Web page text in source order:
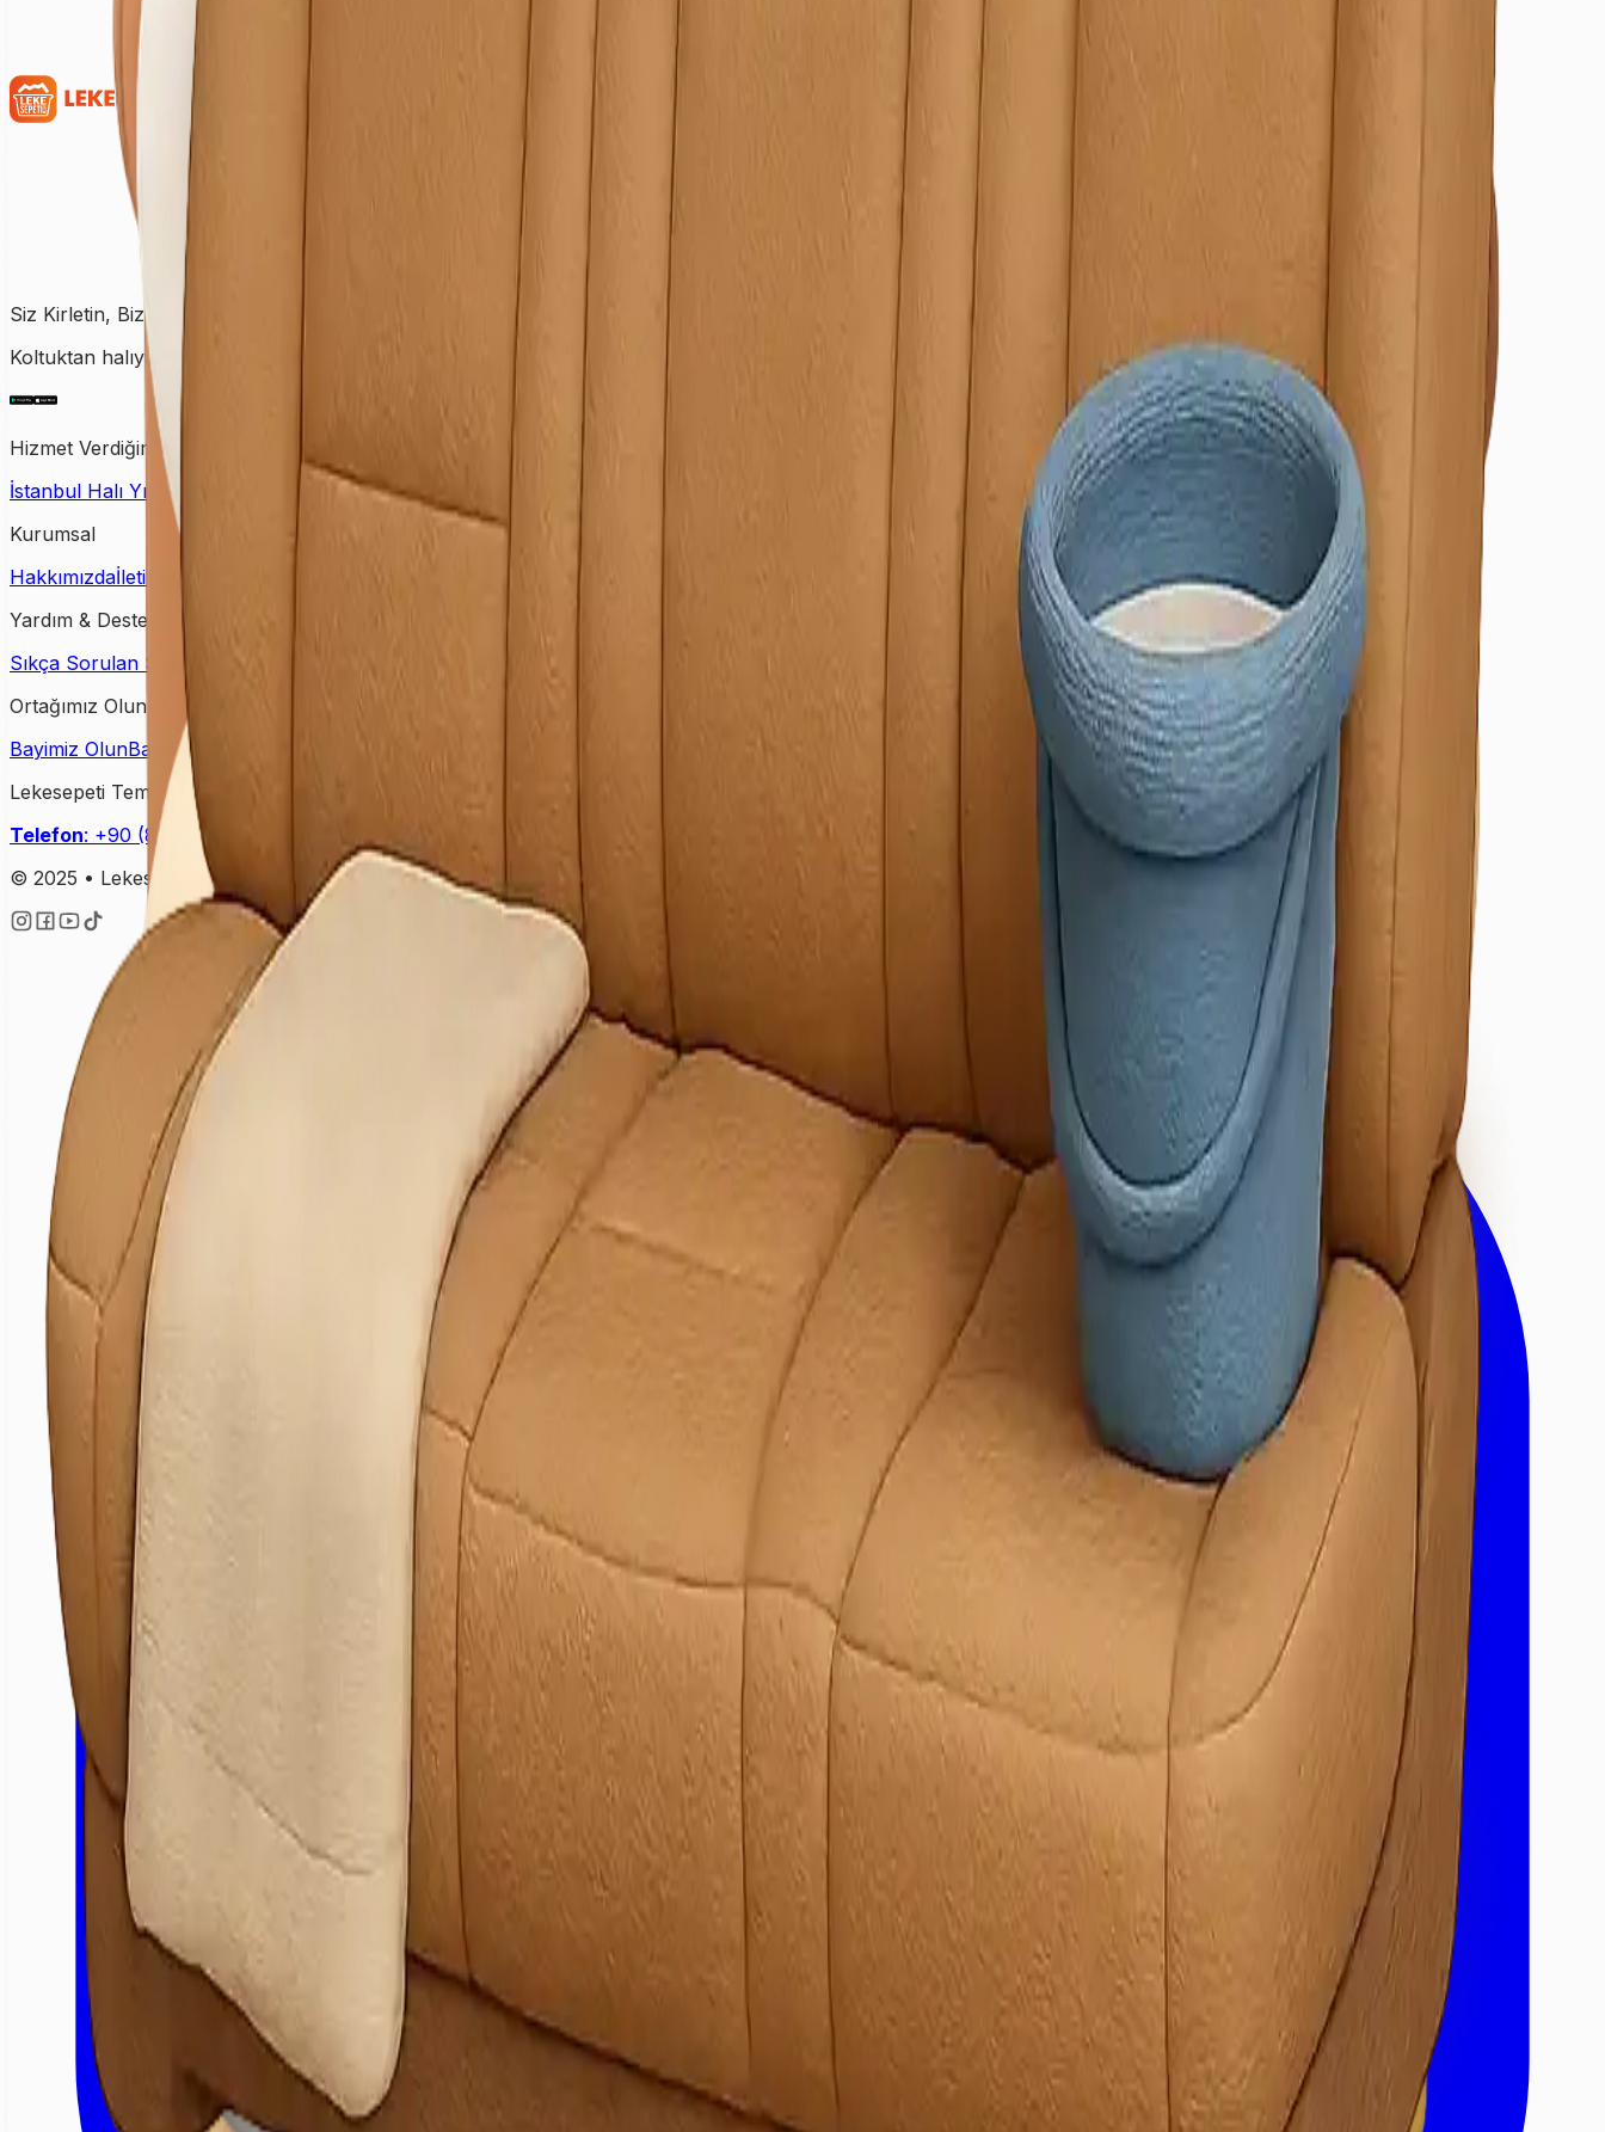
Siz Kirletin, Biz Temizleyelim!
Koltuktan halıya, perdeden yatağa kadar tüm temizlik ihtiyaçlarınızda Lekesepeti.com bir tıkla kapınızda!
Hizmet Verdiğimiz Bölgeler
İstanbul Halı Yıkama
Ankara Halı YıkamaSamsun Halı Yıkama
Kurumsal
Hakkımızdaİletişim Kampanyalar
Yardım & Destek
Sıkça Sorulan Sorular
Kişisel Verilerin Korunması Gizlilik Politikası
Ortağımız Olun
Bayimiz OlunBayilik Detayları
Lekesepeti Temizlik Hizmetleri
Telefon: +90 (850) 888 90 50 : info@lekesepeti.com
: Demirtaş Cumhuriyet mh, Bursa Sinpaş GYO Bursa/Osmangazi
© 2025 • Lekesepeti